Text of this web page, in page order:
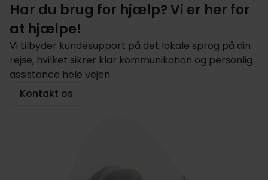
Har du brug for hjælp? Vi er her for
at hjælpe!
Vi tilbyder kundesupport på det lokale sprog på din
rejse, hvilket sikrer klar kommunikation og personlig
assistance hele vejen.
Kontakt os